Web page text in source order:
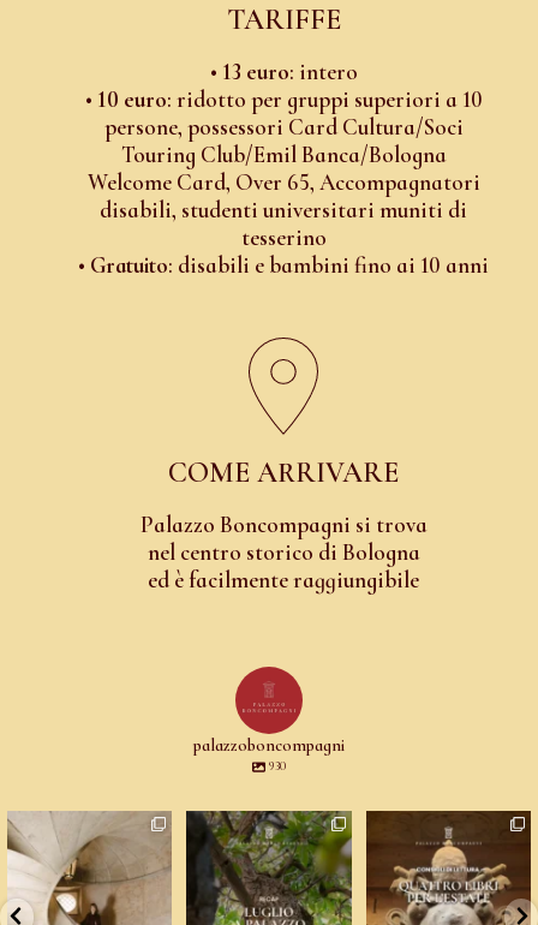
TARIFFE
• 13 euro: intero
• 10 euro: ridotto per gruppi superiori a 10
persone, possessori Card Cultura/Soci
Touring Club/Emil Banca/Bologna
Welcome Card, Over 65, Accompagnatori
disabili, studenti universitari muniti di
tesserino
• Gratuito: disabili e bambini fino ai 10 anni
COME ARRIVARE
Palazzo Boncompagni si trova
nel centro storico di Bologna
ed è facilmente raggiungibile
palazzoboncompagni
930
Un palazzo del
Cinquecento non si
mantiene da...
77
☀️ Un mese, quattro
voci: arte
contemporanea,...
9 0
Ci sono libri che ti fanno
venire voglia di ...
12 0